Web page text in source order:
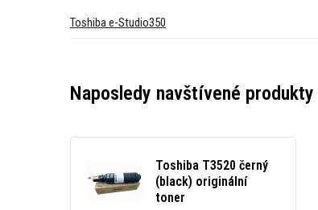
Toshiba e-Studio350
Naposledy navštívené produkty
Toshiba T3520 černý
(black) originální
toner